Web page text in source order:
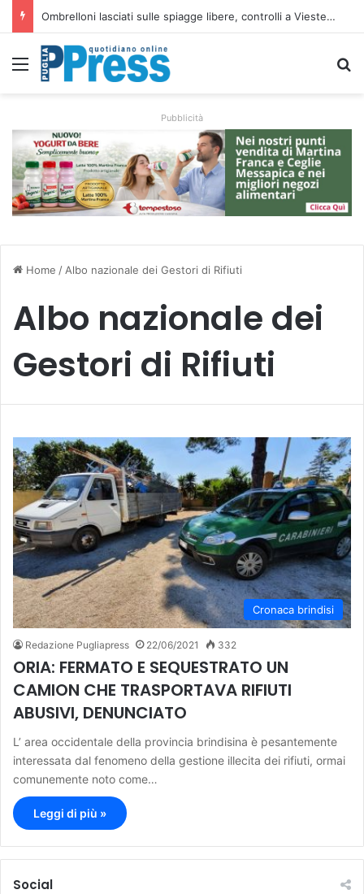
Taranto, operaio ferito nell’area Afo2 dell’ex Ilva: ricoverato in codice rosso
Menu
Pubblicità
Home / Albo nazionale dei Gestori di Rifiuti
Albo nazionale dei
Gestori di Rifiuti
Cronaca brindisi
Redazione Pugliapress 22/06/2021 332
ORIA: FERMATO E SEQUESTRATO UN
CAMION CHE TRASPORTAVA RIFIUTI
ABUSIVI, DENUNCIATO
L’ area occidentale della provincia brindisina è pesantemente
interessata dal fenomeno della gestione illecita dei rifiuti, ormai
comunemente noto come…
Leggi di più »
Social